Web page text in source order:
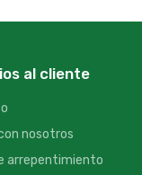
al cliente
nosotros
arrepentimiento